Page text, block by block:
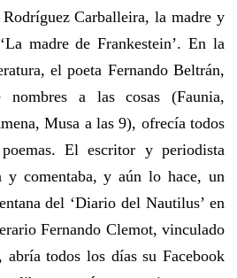
Carballeira, la madre y
madre de Frankestein’. En la
el poeta Fernando Beltrán,
a las cosas (Faunia,
Musa a las 9), ofrecía todos
El escritor y periodista
comentaba, y aún lo hace, un
del ‘Diario del Nautilus’ en
Fernando Clemot, vinculado
abría todos los días su Facebook